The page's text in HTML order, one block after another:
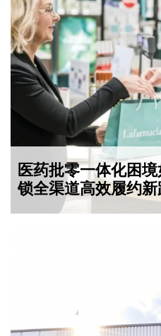
医药批零一体化困
锁全渠道高效履约